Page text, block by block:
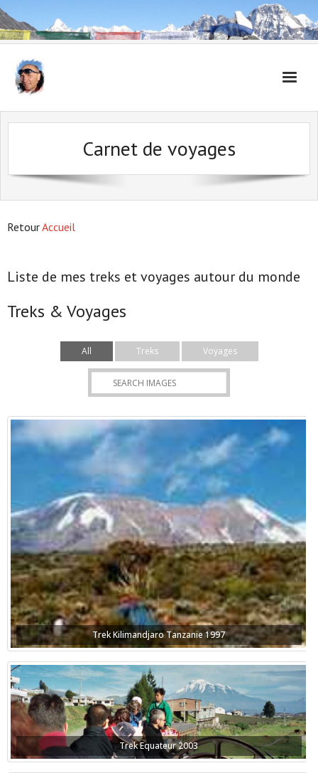
Accueil
Carnet de voyagesCarnet de voyages
RetourAccueil
Liste de mes treks et voyages autour du monde
Treks & Voyages
All Treks Voyages
Trek Kilimandjaro Tanzanie 1997
Trek Equateur 2003